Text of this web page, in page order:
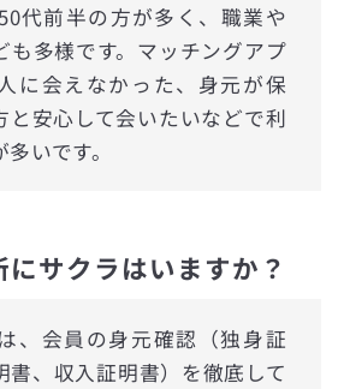
代前半の方が多く、職業や
も多様です。マッチングアプ
に会えなかった、身元が保
と安心して会いたいなどで利
いです。
サクラはいますか？
、会員の身元確認（独身証
書、収入証明書）を徹底して